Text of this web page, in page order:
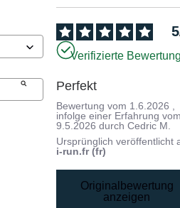
5
Verifizierte
Perfekt
Bewertung vom 1.6.2026
infolge einer Erfahrung
9.5.2026 durchCedric M.
Ursprünglich veröffentlicht
i-run.fr (fr)
Originalbewertung
anzeigen